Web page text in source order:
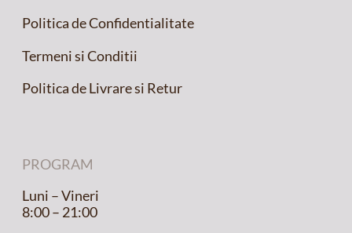
Politica de Confidentialitate
Termeni si Conditii
Politica de Livrare si Retur
PROGRAM
Luni – Vineri
8:00 – 21:00